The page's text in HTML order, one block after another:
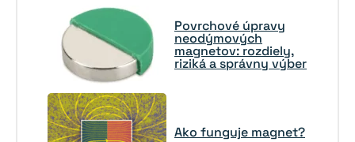
Povrchové úpravy
neodýmových
magnetov: rozdiely,
riziká a správny výber
Ako funguje magnet?